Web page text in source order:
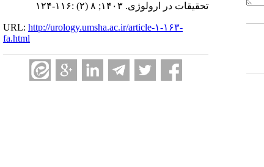
تحقیقات در ارولوژی. ۱۴۰۳; ۸ (۲) :۱۱۶-۱۲۴
URL: http://urology.umsha.ac.ir/article-۱-۱۶۳-
fa.html